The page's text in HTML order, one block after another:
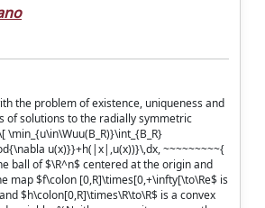
the problem of existence, uniqueness and
of solutions to the radially symmetric
u(x)}}+h(|x|,u(x))}\,dx, ~~~~~~~~~{
ball of $\R^n$ centered at the origin and
map $f\colon [0,R]\times[0,+\infty[\to\Re$ is
$h\colon[0,R]\times\R\to\R$ is a convex